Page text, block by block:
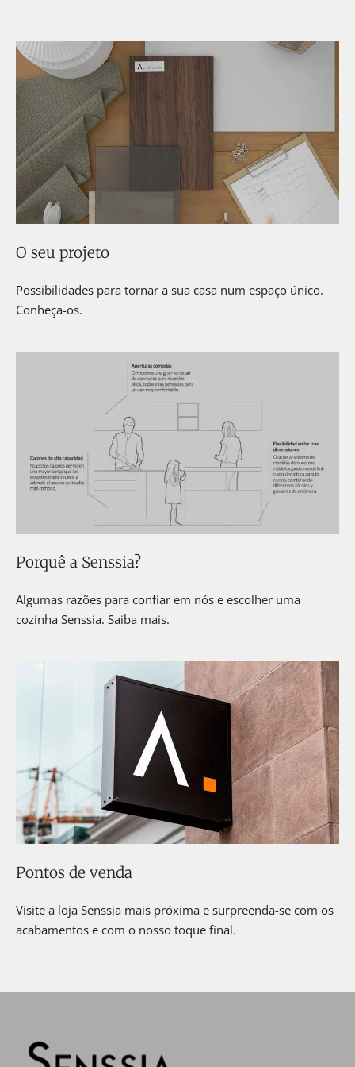
O seu projeto
Possibilidades para tornar a sua casa num espaço único.
Conheça-os.
Porquê a Senssia?
Algumas razões para confiar em nós e escolher uma
cozinha Senssia. Saiba mais.
Pontos de venda
Visite a loja Senssia mais próxima e surpreenda-se com os
acabamentos e com o nosso toque final.